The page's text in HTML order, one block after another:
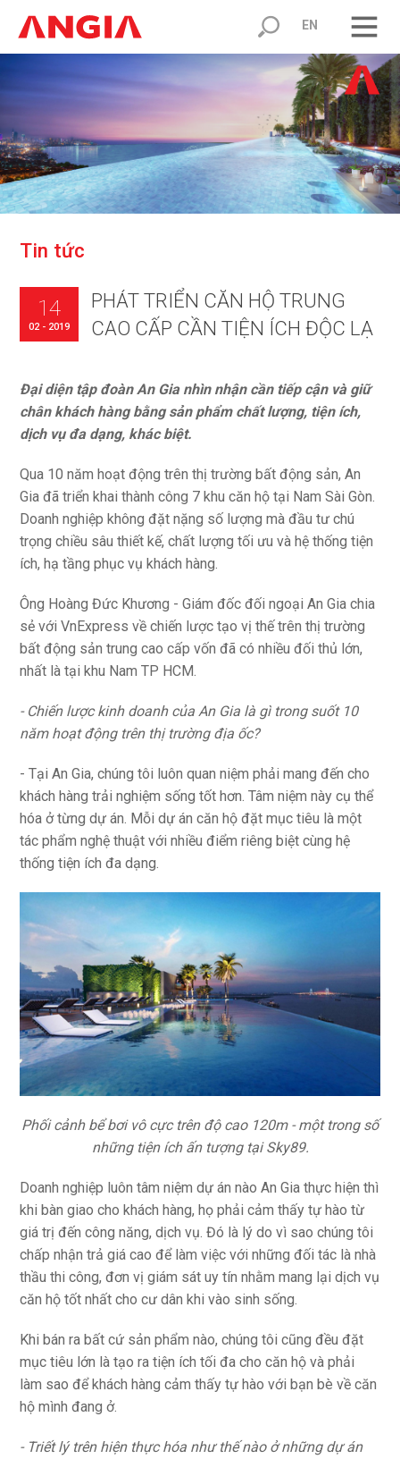
EN
Tin tức
PHÁT TRIỂN CĂN HỘ TRUNG
CAO CẤP CẦN TIỆN ÍCH ĐỘC LẠ
14
02 - 2019
Đại diện tập đoàn An Gia nhìn nhận cần tiếp cận và giữ
chân khách hàng bằng sản phẩm chất lượng, tiện ích,
dịch vụ đa dạng, khác biệt.
Qua 10 năm hoạt động trên thị trường bất động sản, An
Gia đã triển khai thành công 7 khu căn hộ tại Nam Sài Gòn.
Doanh nghiệp không đặt nặng số lượng mà đầu tư chú
trọng chiều sâu thiết kế, chất lượng tối ưu và hệ thống tiện
ích, hạ tầng phục vụ khách hàng.
Ông Hoàng Đức Khương - Giám đốc đối ngoại An Gia chia
sẻ với VnExpress về chiến lược tạo vị thế trên thị trường
bất động sản trung cao cấp vốn đã có nhiều đối thủ lớn,
nhất là tại khu Nam TP HCM.
- Chiến lược kinh doanh của An Gia là gì trong suốt 10
năm hoạt động trên thị trường địa ốc?
- Tại An Gia, chúng tôi luôn quan niệm phải mang đến cho
khách hàng trải nghiệm sống tốt hơn. Tâm niệm này cụ thể
hóa ở từng dự án. Mỗi dự án căn hộ đặt mục tiêu là một
tác phẩm nghệ thuật với nhiều điểm riêng biệt cùng hệ
thống tiện ích đa dạng.
Phối cảnh bể bơi vô cực trên độ cao 120m - một trong số
những tiện ích ấn tượng tại Sky89.
Doanh nghiệp luôn tâm niệm dự án nào An Gia thực hiện thì
khi bàn giao cho khách hàng, họ phải cảm thấy tự hào từ
giá trị đến công năng, dịch vụ. Đó là lý do vì sao chúng tôi
chấp nhận trả giá cao để làm việc với những đối tác là nhà
thầu thi công, đơn vị giám sát uy tín nhằm mang lại dịch vụ
căn hộ tốt nhất cho cư dân khi vào sinh sống.
Khi bán ra bất cứ sản phẩm nào, chúng tôi cũng đều đặt
mục tiêu lớn là tạo ra tiện ích tối đa cho căn hộ và phải
làm sao để khách hàng cảm thấy tự hào với bạn bè về căn
hộ mình đang ở.
- Triết lý trên hiện thực hóa như thế nào ở những dự án